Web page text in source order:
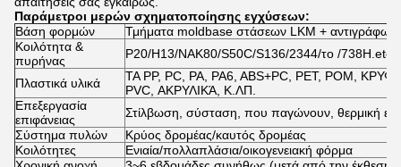
Παράμετροι μερών σχηματοποίησης εγχύσεων:
Βάση φορμών
Τμήματα moldbase στάσεων LKM + αντιγράφων
Κοιλότητα &
πυρήνας
P20/H13/NAK80/S50C/S136/2344/το /738H.etc
Πλαστικά υλικά
ΤΑ PP, PC, PA, PA6, ABS+PC, PET, POM,
PVC, ΑΚΡΥΛΙΚΆ, Κ.ΛΠ.
Επεξεργασία
επιφάνειας
Στίλβωση, σύσταση, που παγώνουν, θερμική
Σύστημα πυλών
Κρύος δρομέας/καυτός δρομέας
Κοιλότητες
Ενιαία/πολλαπλάσια/οικογενειακή φόρμα